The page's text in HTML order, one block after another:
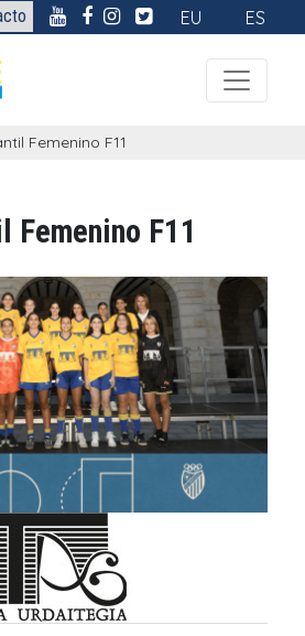
EU ES
Femenino F11
Femenino F11